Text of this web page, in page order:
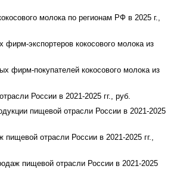
молока по регионам РФ в 2025 г.,
фирм-экспортеров кокосового молока из
фирм-покупателей кокосового молока из
России в 2021-2025 гг., руб.
пищевой отрасли России в 2021-2025
пищевой отрасли России в 2021-2025 гг.,
пищевой отрасли России в 2021-2025